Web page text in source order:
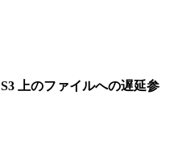
S3 上のファイルへの遅延参